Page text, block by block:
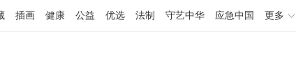
插画 健康 公益 优选 法制 守艺中华 应急中国 更多